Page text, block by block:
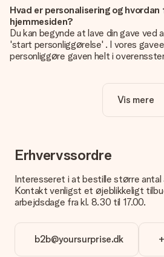
Hvad er personalisering og
hjemmesiden?
Du kan begynde at lave din gave ved
'start personliggørelse' . I vores
personliggøre gaven helt i
Er personalisering inkluderet i
Prisen der vises på hjemmesiden
Hvordan ved jeg, om mit billede
Vi vil være sikre på, at du er helt
om kvaliteten af dit billede, kan du
kundeservice og vedlægge dit foto
du er interesseret i at bestille. Så
Hvilke formater kan jeg uploade?
Du kan bruge JPG- og PNG-filer til
Vis mere
Erhvervssordre
Interesseret i at bestille større antal
Kontakt venligst et øjeblikkeligt
arbejdsdage fra kl. 8.30 til 17.00.
b2b@yoursurprise.dk